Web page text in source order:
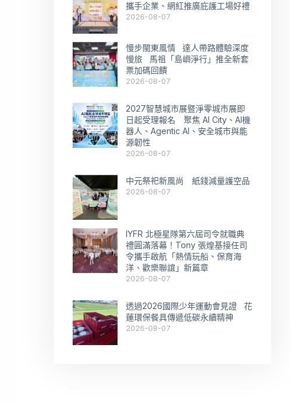
攜手企業、網紅推廣庇護工場好禮
2026-08-07
慢步閩東風情 達人帶路體驗深度
慢旅 馬祖「島嶼淨行」推全新套
票加碼回饋
2026-08-07
2027智慧城市展暨淨零城市展即
日起受理報名 聚焦 AI City、AI機
器人、Agentic AI、安全城市與能
源韌性
2026-08-07
中元祭祀新風尚 紙錢減量護空品
2026-08-07
IYFR 北極星隊第六屆司令就職典
禮圓滿落幕！Tony 張煌基接任司
令攜手啟航「熱情玩船、保育海
洋、歡樂聯誼」新篇章
2026-08-07
透過2026國際少年運動會見證 花
蓮環保餐具傳遞低碳永續精神
2026-08-07